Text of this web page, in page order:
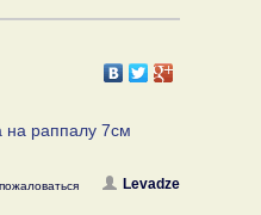
на раппалу 7см
Levadze
пожаловаться